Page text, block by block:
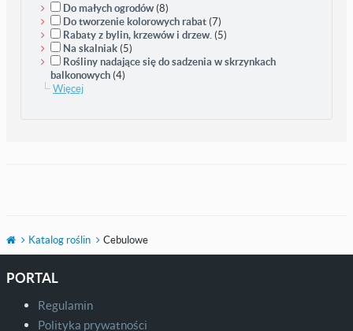
Do małych ogrodów (8)
Do tworzenie kolorowych rabat (7)
Rabaty z bylin, krzewów i drzew. (5)
Na skalniak (5)
Rośliny nadające się do sadzenia w skrzynkach
balkonowych (4)
Więcej
Katalog roślin Cebulowe
PORTAL
Regulamin
Polityka prywatności